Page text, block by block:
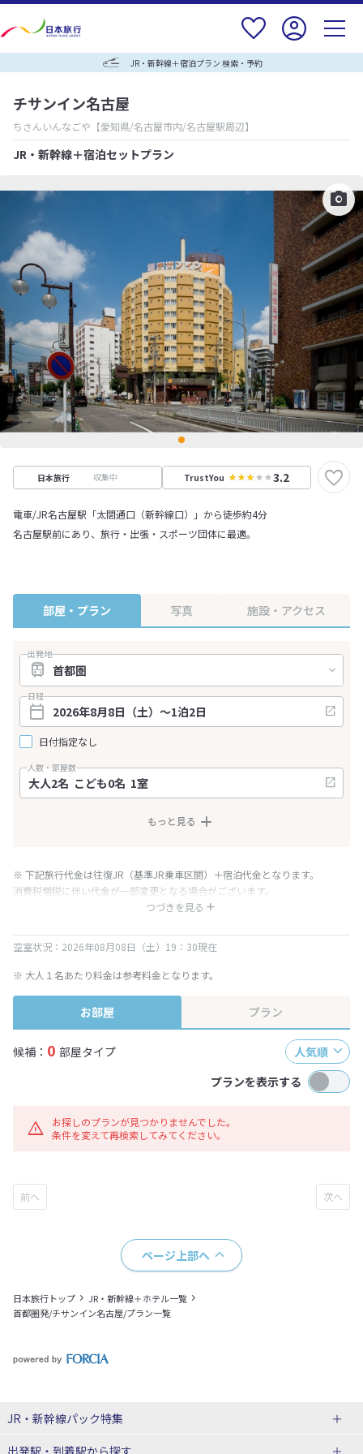
JR・新幹線＋宿泊プラン 検索・予約
チサンイン名古屋
ちさんいんなごや 【愛知県/名古屋市内/名古屋駅周辺】
JR・新幹線＋宿泊セットプラン
日本旅行 収集中 TrustYou 3.2
電車/JR名古屋駅「太閤通口（新幹線口）」から徒歩約4分
名古屋駅前にあり、旅行・出張・スポーツ団体に最適。
部屋・プラン 写真 施設・アクセス
出発地
日程
日付指定なし
人数・部屋数
もっと見る
つづきを見る
※ 下記旅行代金は往復JR（基準JR乗車区間）＋宿泊代金となります。
消費税増税に伴い代金が一部変更となる場合がございます。
※ 表示されている旅行代金・プラン内容は一定時間ごとに更新されます。最
空室状況：2026年08月08日（土）19：30現在
※ 大人１名あたり料金は参考料金となります。
お部屋 プラン
候補： 0 部屋タイプ
人気順
プランを表示する
お探しのプランが見つかりませんでした。
条件を変えて再検索してみてください。
ページ上部へ
日本旅行トップ
JR・新幹線＋ホテル一覧
首都圏発/チサンイン名古屋/プラン一覧
JR・新幹線パック特集
JR・新幹線＋ホテルパック
出発駅・到着駅から探す